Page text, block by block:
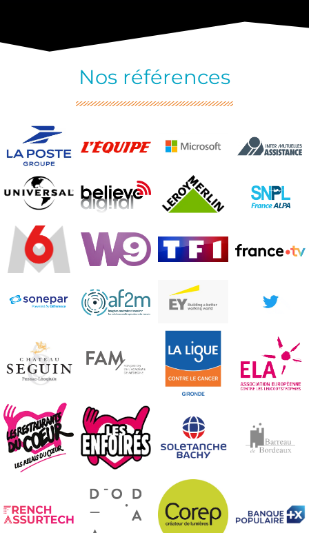
Nos références